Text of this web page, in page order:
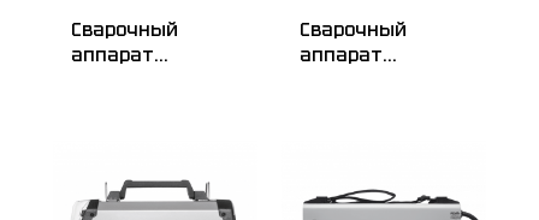
Сварочный
аппарат
Сварочный
аппарат